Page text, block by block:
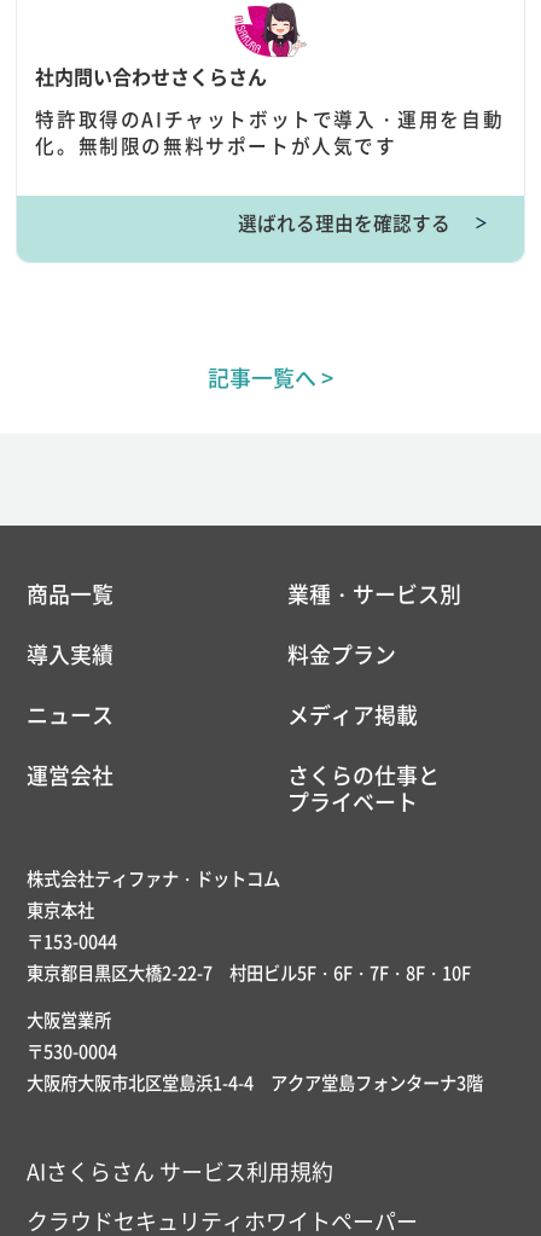
社内問い合わせさくらさん
特許取得のAIチャットボットで導入・運用を自動
化。無制限の無料サポートが人気です
選ばれる理由を確認する ＞
記事一覧へ >
商品一覧
業種・サービス別
導入実績
料金プラン
ニュース
メディア掲載
運営会社
さくらの仕事と
プライベート
株式会社ティファナ・ドットコム
東京本社
〒153-0044
東京都目黒区大橋2-22-7 村田ビル5F・6F・7F・8F・10F
大阪営業所
〒530-0004
大阪府大阪市北区堂島浜1-4-4 アクア堂島フォンターナ3階
AIさくらさん サービス利用規約
クラウドセキュリティホワイトペーパー